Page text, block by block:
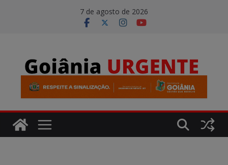
7 de agosto de 2026
modal-check